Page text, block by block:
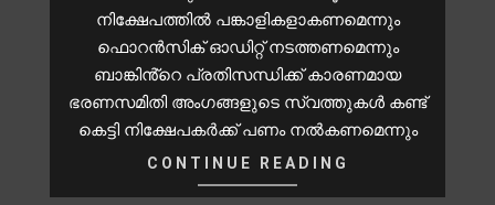
നിക്ഷേപത്തിൽ പങ്കാളികളാകണമെന്നും
ഫൊറൻസിക് ഓഡിറ്റ് നടത്തണമെന്നും
ബാങ്കിൻ്റെ പ്രതിസന്ധിക്ക് കാരണമായ
ഭരണസമിതി അംഗങ്ങളുടെ സ്വത്തുകൾ കണ്ട്
കെട്ടി നിക്ഷേപകർക്ക് പണം നൽകണമെന്നും
CONTINUE READING